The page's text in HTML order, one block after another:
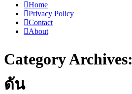
Home
Privacy Policy
Contact
About
Category Archives:
ดัน